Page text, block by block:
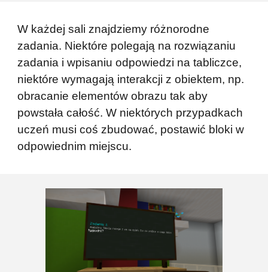
W każdej sali znajdziemy różnorodne
zadania. Niektóre polegają na rozwiązaniu
zadania i wpisaniu odpowiedzi na tabliczce,
niektóre wymagają interakcji z obiektem, np.
obracanie elementów obrazu tak aby
powstała całość. W niektórych przypadkach
uczeń musi coś zbudować, postawić bloki w
odpowiednim miejscu.